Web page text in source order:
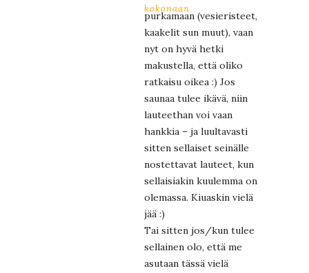
kokonaan
purkamaan (vesieristeet,
kaakelit sun muut), vaan
nyt on hyvä hetki
makustella, että oliko
ratkaisu oikea :) Jos
saunaa tulee ikävä, niin
lauteethan voi vaan
hankkia – ja luultavasti
sitten sellaiset seinälle
nostettavat lauteet, kun
sellaisiakin kuulemma on
olemassa. Kiuaskin vielä
jää :)
Tai sitten jos/kun tulee
sellainen olo, että me
asutaan tässä vielä